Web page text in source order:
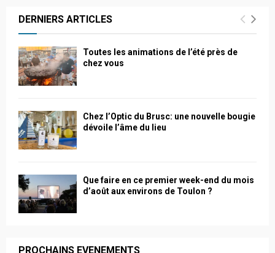
DERNIERS ARTICLES
Toutes les animations de l’été près de
chez vous
Chez l’Optic du Brusc: une nouvelle bougie
dévoile l’âme du lieu
Que faire en ce premier week-end du mois
d’août aux environs de Toulon ?
PROCHAINS EVENEMENTS